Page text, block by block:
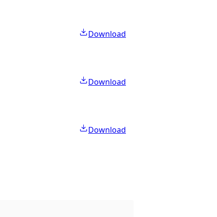
Download
Download
Download